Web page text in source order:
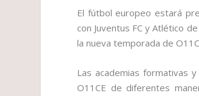
El fútbol europeo estará
con Juventus FC y Atlético
la nueva temporada de
Las academias formativas
O11CE de diferentes